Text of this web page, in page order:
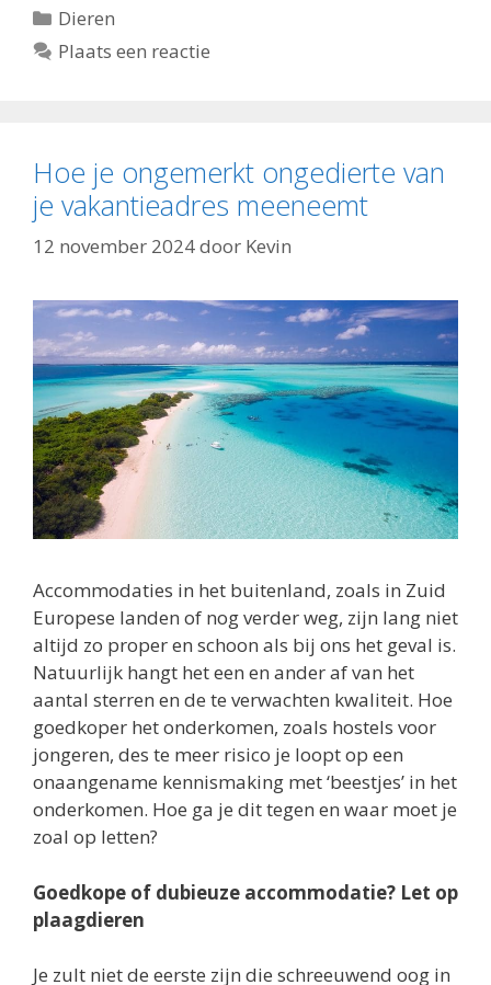
Categorieën
Dieren
Plaats een reactie
Hoe je ongemerkt ongedierte van
je vakantieadres meeneemt
12 november 2024door Kevin
Accommodaties in het buitenland, zoals in Zuid
Europese landen of nog verder weg, zijn lang niet
altijd zo proper en schoon als bij ons het geval is.
Natuurlijk hangt het een en ander af van het
aantal sterren en de te verwachten kwaliteit. Hoe
goedkoper het onderkomen, zoals hostels voor
jongeren, des te meer risico je loopt op een
onaangename kennismaking met ‘beestjes’ in het
onderkomen. Hoe ga je dit tegen en waar moet je
zoal op letten?
Goedkope of dubieuze accommodatie? Let op
plaagdieren
Je zult niet de eerste zijn die schreeuwend oog in